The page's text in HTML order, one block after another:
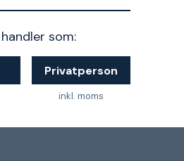
som:
Privatperson
inkl. moms
kroner, da de normalt
en stang, der forlænges,
der kan skydes op og ned.
at du har et loft at
med laserværktøjer, der